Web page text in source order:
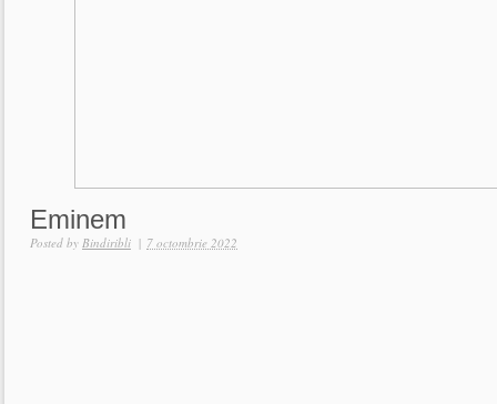
Eminem
Posted by Bindiribli | 7 octombrie 2022